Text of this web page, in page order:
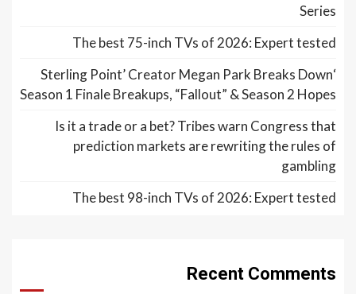
Series
The best 75-inch TVs of 2026: Expert tested
‘Sterling Point’ Creator Megan Park Breaks Down
Season 1 Finale Breakups, “Fallout” & Season 2 Hopes
Is it a trade or a bet? Tribes warn Congress that
prediction markets are rewriting the rules of
gambling
The best 98-inch TVs of 2026: Expert tested
Recent Comments